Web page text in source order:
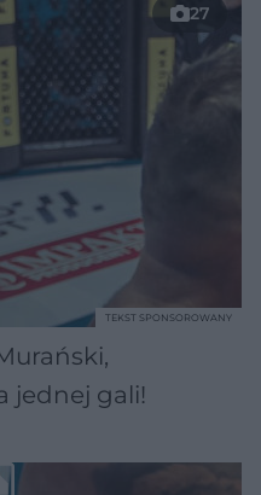
27
jednej gali!
TEKST SPONSOROWANY